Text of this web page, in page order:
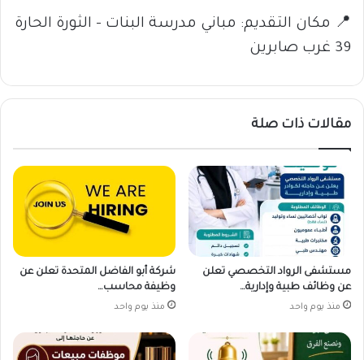
📍 مكان التقديم: مباني مدرسة البنات – الثورة الحارة
39 غرب صابرين
مقالات ذات صلة
مستشفى الرواد التخصصي تعلن
عن وظائف طبية وإدارية…
منذ يوم واحد
شركة أبو الفاضل المتحدة تعلن عن
وظيفة محاسب…
منذ يوم واحد